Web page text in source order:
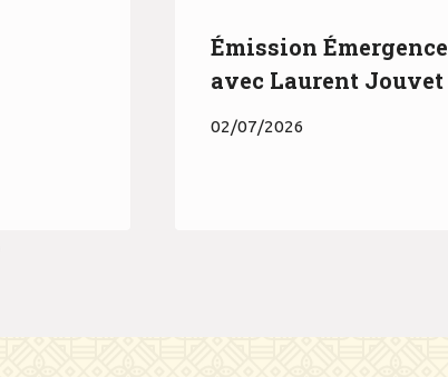
Émission Émergence
avec Laurent Jouvet
02/07/2026